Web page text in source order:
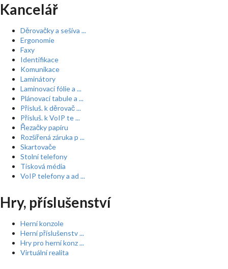
Kancelář
Děrovačky a sešíva ...
Ergonomie
Faxy
Identifikace
Komunikace
Laminátory
Laminovací fólie a ...
Plánovací tabule a ...
Přísluš. k děrovač ...
Přísluš. k VoIP te ...
Řezačky papíru
Rozšířená záruka p ...
Skartovače
Stolní telefony
Tisková média
VoIP telefony a ad ...
Hry, příslušenství
Herní konzole
Herní příslušenstv ...
Hry pro herní konz ...
Virtuální realita